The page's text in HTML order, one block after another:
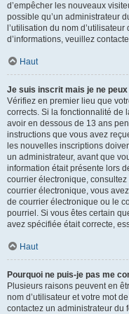
d’empêcher les nouveaux
possible qu’un administrateur
l’utilisation du nom
d’informations, veuillez
Haut
Je suis inscrit mais je ne
Vérifiez en premier lieu que
corrects. Si la fonctionnalité de
avoir en dessous de 13 ans
instructions que vous avez
les nouvelles inscriptions
un administrateur, avant que
information était présente lors
courrier électronique,
courrier électronique, vous
de courrier électronique ou le
pourriel. Si vous êtes certain
avez spécifiée était correcte,
Haut
Pourquoi ne puis-je pas me
Plusieurs raisons peuvent en
nom d’utilisateur et votre mot
contactez un administrateur du